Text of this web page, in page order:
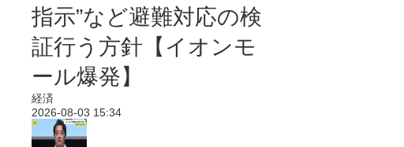
指示”など避難対応の検
証行う方針【イオンモ
ール爆発】
経済
2026-08-03 15:34